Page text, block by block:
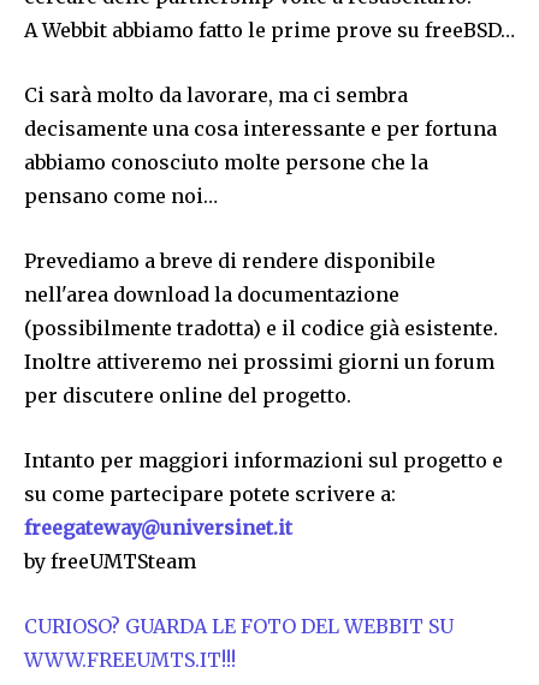
A Webbit abbiamo fatto le prime prove su freeBSD…
Ci sarà molto da lavorare, ma ci sembra
decisamente una cosa interessante e per fortuna
abbiamo conosciuto molte persone che la
pensano come noi…
Prevediamo a breve di rendere disponibile
nell'area download la documentazione
(possibilmente tradotta) e il codice già esistente.
Inoltre attiveremo nei prossimi giorni un forum
per discutere online del progetto.
Intanto per maggiori informazioni sul progetto e
su come partecipare potete scrivere a:
freegateway@universinet.it
by freeUMTSteam
CURIOSO? GUARDA LE FOTO DEL WEBBIT SU
WWW.FREEUMTS.IT!!!